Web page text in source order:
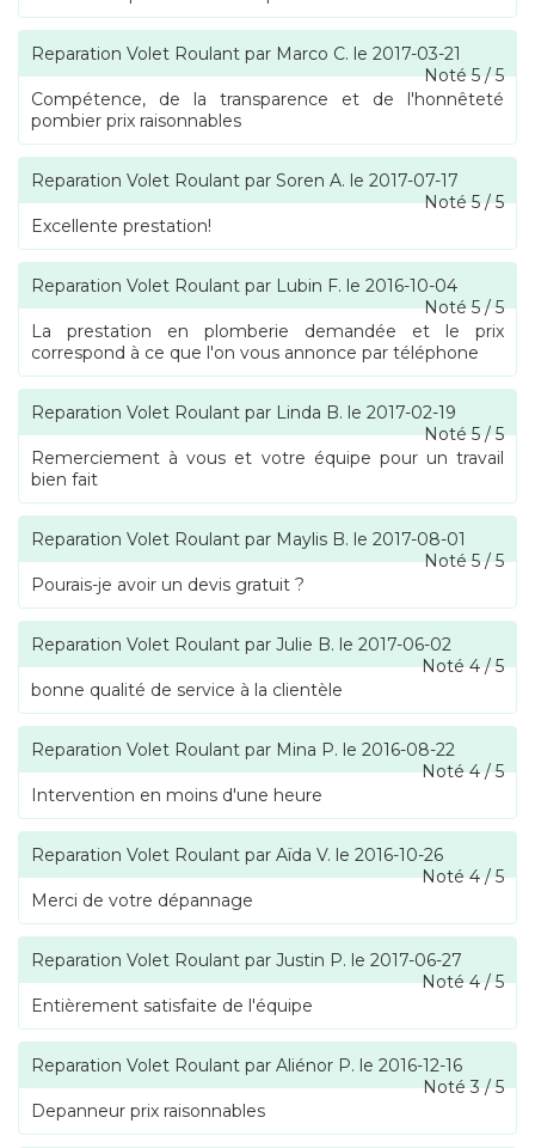
Reparation Volet Roulant par Marco C. le 2017-03-21
Noté5/5
Compétence, de la transparence et de l'honnêteté
pombier prix raisonnables
Reparation Volet Roulant par Soren A. le 2017-07-17
Noté5/5
Excellente prestation!
Reparation Volet Roulant par Lubin F. le 2016-10-04
Noté5/5
La prestation en plomberie demandée et le prix
correspond à ce que l'on vous annonce par téléphone
Reparation Volet Roulant par Linda B. le 2017-02-19
Noté5/5
Remerciement à vous et votre équipe pour un travail
bien fait
Reparation Volet Roulant par Maylis B. le 2017-08-01
Noté5/5
Pourais-je avoir un devis gratuit ?
Reparation Volet Roulant par Julie B. le 2017-06-02
Noté4/5
bonne qualité de service à la clientèle
Reparation Volet Roulant par Mina P. le 2016-08-22
Noté4/5
Intervention en moins d'une heure
Reparation Volet Roulant par Aïda V. le 2016-10-26
Noté4/5
Merci de votre dépannage
Reparation Volet Roulant par Justin P. le 2017-06-27
Noté4/5
Entièrement satisfaite de l'équipe
Reparation Volet Roulant par Aliénor P. le 2016-12-16
Noté3/5
Depanneur prix raisonnables